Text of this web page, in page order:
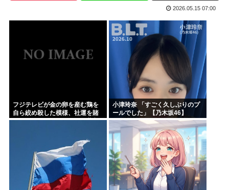
ハンターハンター今何やってるかわからないWWW
5年前お前ら「AIイラストすげぇ！これもう人間のイラスト...
韓国人「台風で品不足になった沖縄のスーパーに行ってみたら...
韓国人「『日本ビールは絶対に飲まない！』と大騒ぎしていた...
海外「日本のこの場所は現実とは思えないレベルで美しい…！...
NISAのせいで少子化加速してるけどこれ本当に政策として...
2026.05.15 07:00
フジテレビが金の卵を産む鶏を
自ら絞め殺した模様、社運を賭
けたドル箱コンテンツが御蔵入
小津玲奈 「すごく久しぶりのプ
ールでした」【乃木坂46】